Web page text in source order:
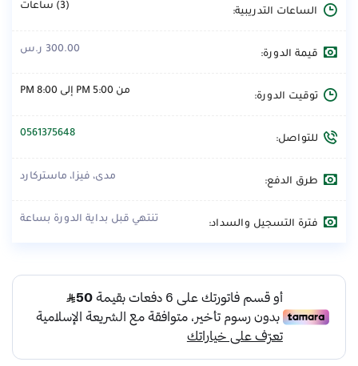
الساعات التدريبية: (3) ساعات
قيمة الدورة: 300.00 ر.س
توقيت الدورة: من 5:00 PM إلى 8:00 PM
للتواصل: 0561375648
طرق الدفع: مدى، فيزا، ماستركارد
فترة التسجيل والسداد: تنتهي قبل بداية الدورة بساعة